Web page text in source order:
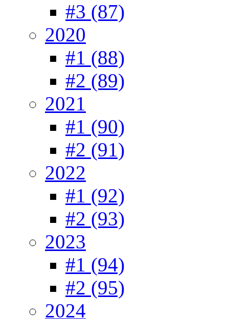
#3 (87)
2020
#1 (88)
#2 (89)
2021
#1 (90)
#2 (91)
2022
#1 (92)
#2 (93)
2023
#1 (94)
#2 (95)
2024